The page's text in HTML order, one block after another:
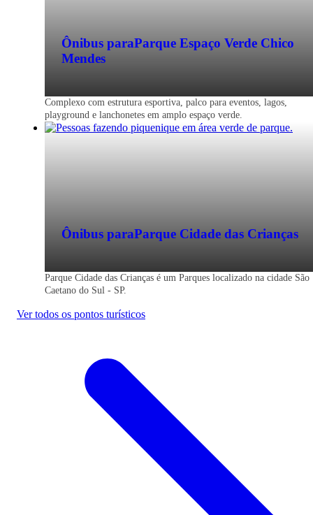
Ônibus paraParque Espaço Verde Chico
Mendes
Complexo com estrutura esportiva, palco para eventos, lagos,
playground e lanchonetes em amplo espaço verde.
Ônibus paraParque Cidade das Crianças
Parque Cidade das Crianças é um Parques localizado na cidade São
Caetano do Sul - SP.
Ver todos os pontos turísticos